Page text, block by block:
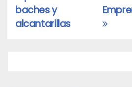
baches y
alcantarillas